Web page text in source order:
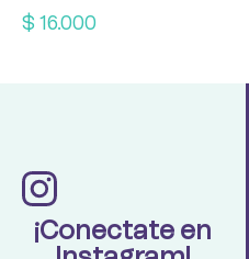
$ 16.000
¡Conectate en